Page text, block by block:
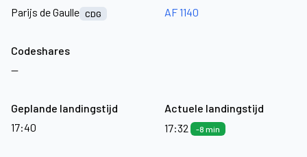
Parijs de Gaulle CDG
AF 1140
Codeshares
—
Geplande landingstijd
17:40
Actuele landingstijd
17:32
-8 min